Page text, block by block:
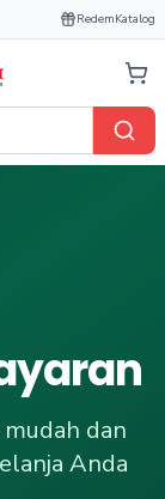
RedemKatalog
dan
Anda